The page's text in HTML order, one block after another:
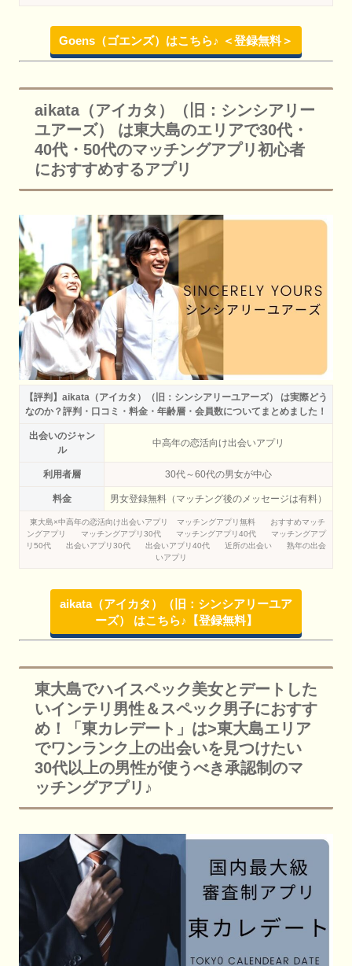
Goens（ゴエンズ）はこちら♪ ＜登録無料＞
aikata（アイカタ）（旧：シンシアリー
ユアーズ） は東大島のエリアで30代・
40代・50代のマッチングアプリ初心者
におすすめするアプリ
【評判】aikata（アイカタ）（旧：シンシアリーユアーズ） は実際どう
なのか？評判・口コミ・料金・年齢層・会員数についてまとめました！
出会いのジャン
ル
中高年の恋活向け出会いアプリ
利用者層 30代～60代の男女が中心
料金 男女登録無料（マッチング後のメッセージは有料）
東大島×中高年の恋活向け出会いアプリ マッチングアプリ無料
おすすめマッチ
ングアプリ
マッチングアプリ30代 マッチングアプリ40代
マッチングアプ
リ50代
出会いアプリ30代 出会いアプリ40代 近所の出会い
熟年の出会
いアプリ
aikata（アイカタ）（旧：シンシアリーユア
ーズ） はこちら♪【登録無料】
東大島でハイスペック美女とデートした
いインテリ男性＆スペック男子におすす
め！「東カレデート」は>東大島エリア
でワンランク上の出会いを見つけたい
30代以上の男性が使うべき承認制のマ
ッチングアプリ♪